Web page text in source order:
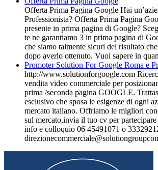
Offerta Prima Pagina Google Hai
Professionista? Offerta Prima Pagina
presente in prima pagina di Google?
te ne garantiamo 3 in prima pagina di
che siamo talmente sicuri del risultato
dopo averlo ottenuto. Vuoi sapere in
Promoter Solution For Google Roma e
http://www.solutionforgoogle.com
vendita video commerciale per
prima /seconda pagina GOOGLE.
esclusivo che sposa le esigenze di ogni
mercato italiano. Offriamo le migliori
sul mercato,invia il tuo cv per
info e colloquio 06 45491071 o